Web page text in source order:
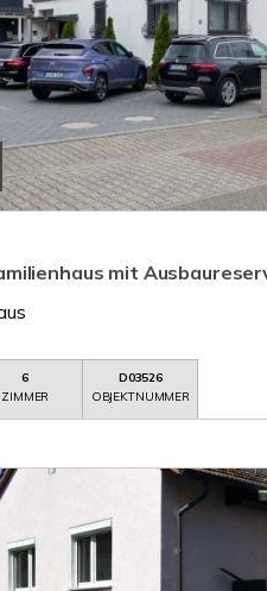
mit
6
ZIMMER
D03526
OBJEKTNUMMER